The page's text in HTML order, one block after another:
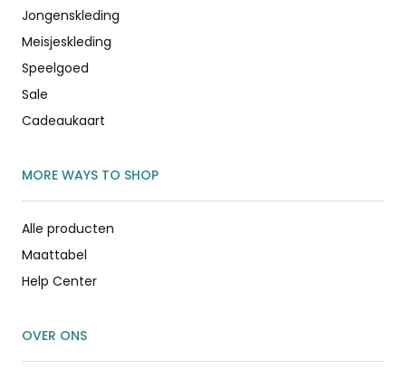
Jongenskleding
Meisjeskleding
Speelgoed
Sale
Cadeaukaart
MORE WAYS TO SHOP
Alle producten
Maattabel
Help Center
OVER ONS